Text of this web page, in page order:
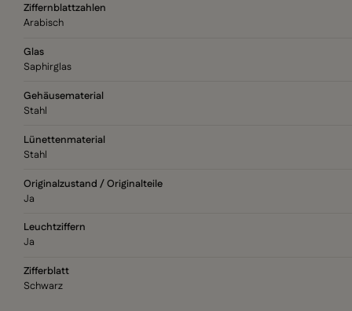
Ziffernblattzahlen
Arabisch
Glas
Saphirglas
Gehäusematerial
Stahl
Lünettenmaterial
Stahl
Originalzustand / Originalteile
Ja
Leuchtziffern
Ja
Zifferblatt
Schwarz